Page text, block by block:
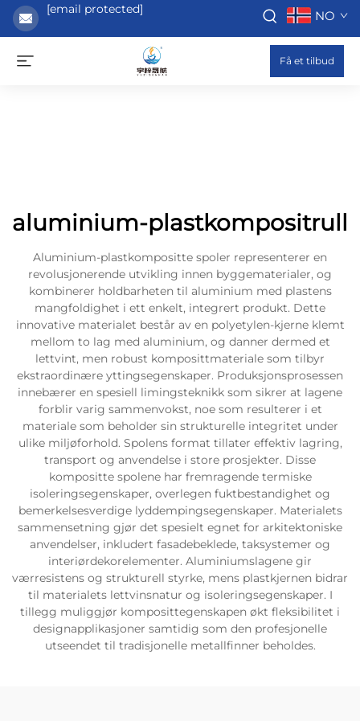
[email protected] NO
Få et tilbud
aluminium-plastkompositrull
Aluminium-plastkompositte spoler representerer en
revolusjonerende utvikling innen byggematerialer, og
kombinerer holdbarheten til aluminium med plastens
mangfoldighet i ett enkelt, integrert produkt. Dette
innovative materialet består av en polyetylen-kjerne klemt
mellom to lag med aluminium, og danner dermed et
lettvint, men robust komposittmateriale som tilbyr
ekstraordinære yttingsegenskaper. Produksjonsprosessen
innebærer en spesiell limingsteknikk som sikrer at lagene
forblir varig sammenvokst, noe som resulterer i et
materiale som beholder sin strukturelle integritet under
ulike miljøforhold. Spolens format tillater effektiv lagring,
transport og anvendelse i store prosjekter. Disse
kompositte spolene har fremragende termiske
isoleringsegenskaper, overlegen fuktbestandighet og
bemerkelsesverdige lyddempingsegenskaper. Materialets
sammensetning gjør det spesielt egnet for arkitektoniske
anvendelser, inkludert fasadebeklede, taksystemer og
interiørdekorelementer. Aluminiumslagene gir
værresistens og strukturell styrke, mens plastkjernen bidrar
til materialets lettvinsnatur og isoleringsegenskaper. I
tillegg muliggjør komposittegenskapen økt fleksibilitet i
designapplikasjoner samtidig som den profesjonelle
utseendet til tradisjonelle metallfinner beholdes.